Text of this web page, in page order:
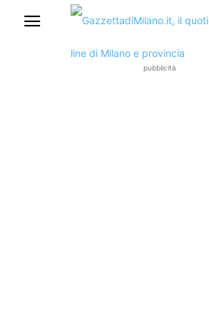
pubblicità